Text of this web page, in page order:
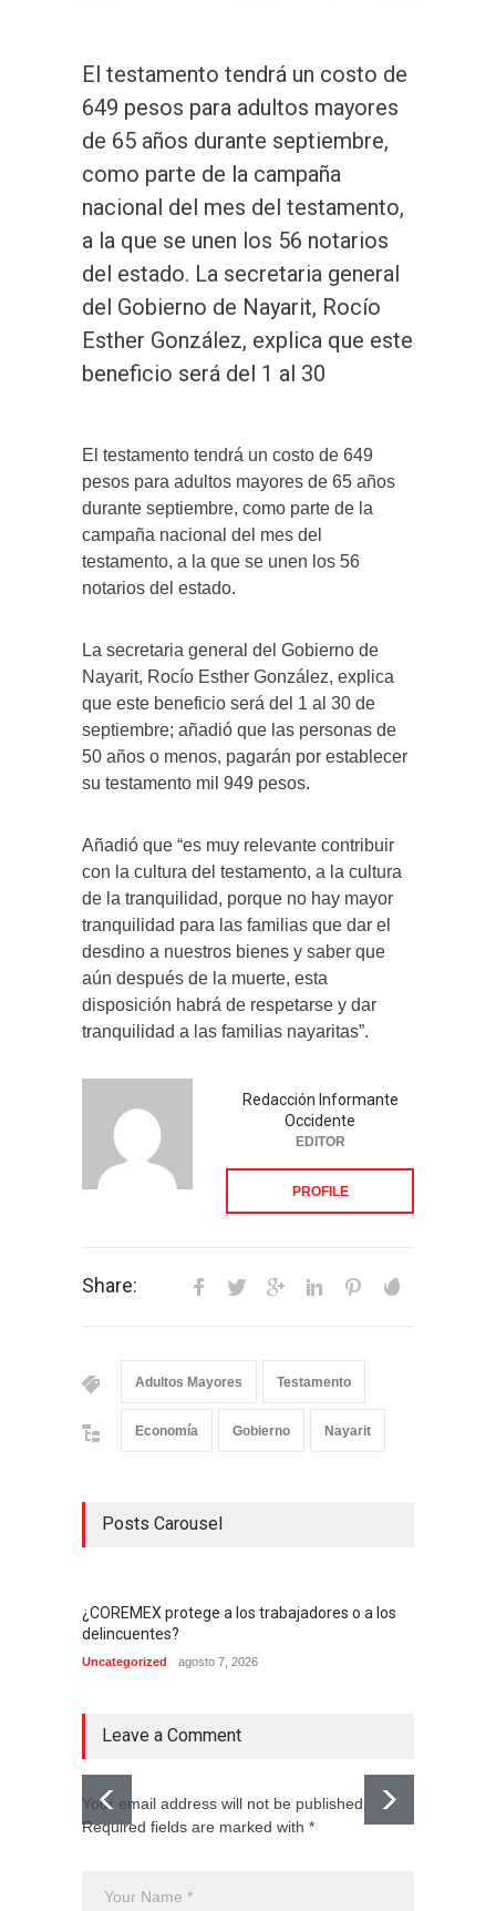
El testamento tendrá un costo de
649 pesos para adultos mayores
de 65 años durante septiembre,
como parte de la campaña
nacional del mes del testamento,
a la que se unen los 56 notarios
del estado. La secretaria general
del Gobierno de Nayarit, Rocío
Esther González, explica que este
beneficio será del 1 al 30
El testamento tendrá un costo de 649
pesos para adultos mayores de 65 años
durante septiembre, como parte de la
campaña nacional del mes del
testamento, a la que se unen los 56
notarios del estado.
La secretaria general del Gobierno de
Nayarit, Rocío Esther González, explica
que este beneficio será del 1 al 30 de
septiembre; añadió que las personas de
50 años o menos, pagarán por establecer
su testamento mil 949 pesos.
Añadió que “es muy relevante contribuir
con la cultura del testamento, a la cultura
de la tranquilidad, porque no hay mayor
tranquilidad para las familias que dar el
desdino a nuestros bienes y saber que
aún después de la muerte, esta
disposición habrá de respetarse y dar
tranquilidad a las familias nayaritas”.
Redacción Informante
Occidente
EDITOR
PROFILE
Share:
Adultos Mayores Testamento
Economía Gobierno Nayarit
Posts Carousel
¿COREMEX protege a los trabajadores o a los
delincuentes?
Uncategorized agosto 7, 2026
Leave a Comment
Your email address will not be published.
Required fields are marked with *